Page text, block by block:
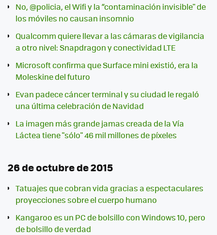
No, @policia, el Wifi y la “contaminación invisible" de
los móviles no causan insomnio
Qualcomm quiere llevar a las cámaras de vigilancia
a otro nivel: Snapdragon y conectividad LTE
Microsoft confirma que Surface mini existió, era la
Moleskine del futuro
Evan padece cáncer terminal y su ciudad le regaló
una última celebración de Navidad
La imagen más grande jamas creada de la Vía
Láctea tiene "sólo" 46 mil millones de píxeles
26 de octubre de 2015
Tatuajes que cobran vida gracias a espectaculares
proyecciones sobre el cuerpo humano
Kangaroo es un PC de bolsillo con Windows 10, pero
de bolsillo de verdad